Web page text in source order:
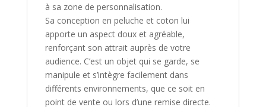
à sa zone de personnalisation.
Sa conception en peluche et coton lui
apporte un aspect doux et agréable,
renforçant son attrait auprès de votre
audience. C’est un objet qui se garde, se
manipule et s’intègre facilement dans
différents environnements, que ce soit en
point de vente ou lors d’une remise directe.